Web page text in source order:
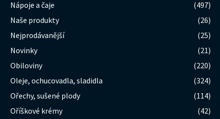
Nápoje a čaje
(497)
Naše produkty
(26)
Nejprodávanější
(25)
Novinky
(21)
Obiloviny
(220)
Oleje, ochucovadla, sladidla
(324)
Ořechy, sušené plody
(114)
Oříškové krémy
(42)